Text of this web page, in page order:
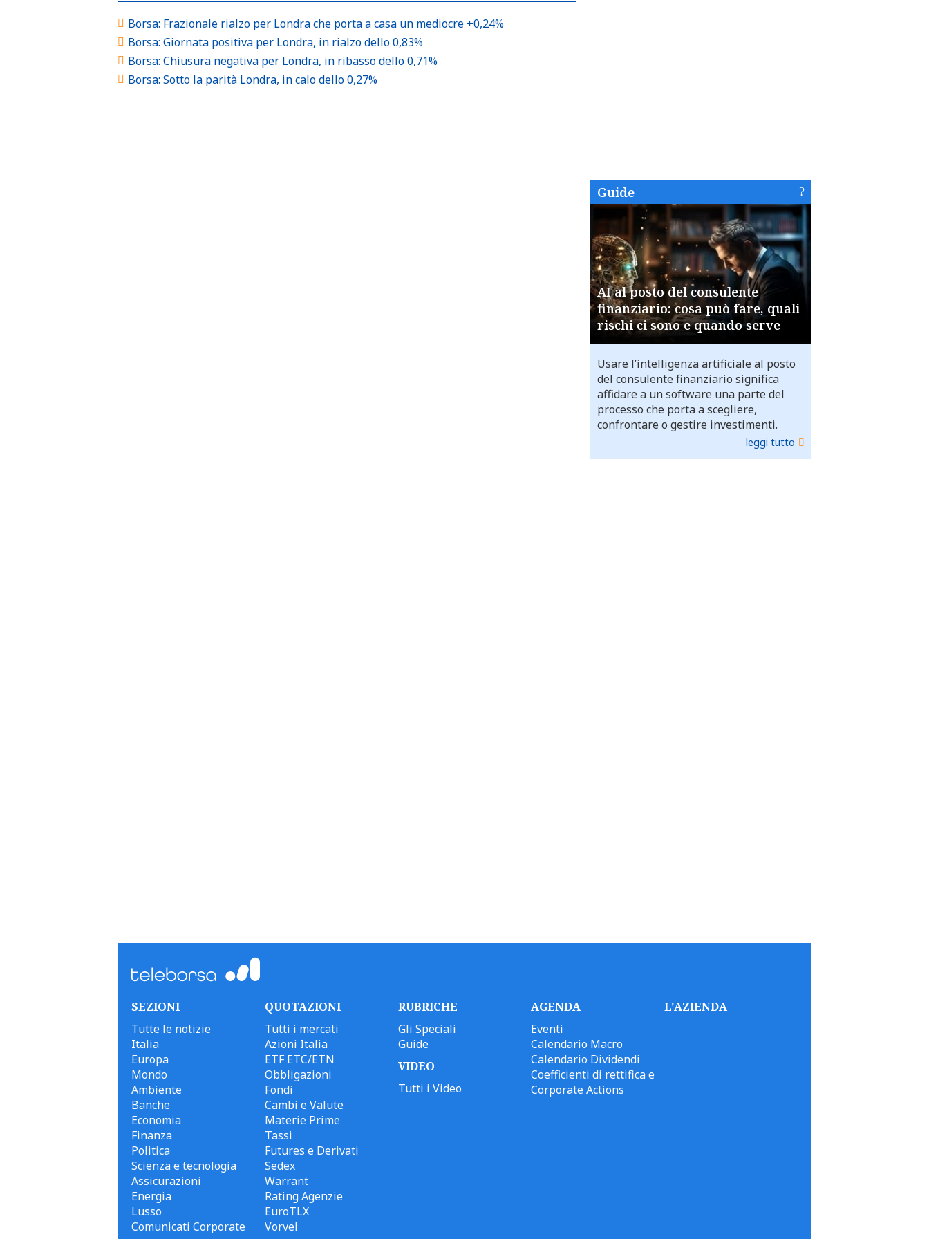
Borsa: Frazionale rialzo per Londra che porta a casa un mediocre +0,24%
Borsa: Giornata positiva per Londra, in rialzo dello 0,83%
Borsa: Chiusura negativa per Londra, in ribasso dello 0,71%
Borsa: Sotto la parità Londra, in calo dello 0,27%
Guide
AI al posto del consulente
finanziario: cosa può fare, quali
rischi ci sono e quando serve
Usare l’intelligenza artificiale al posto
del consulente finanziario significa
affidare a un software una parte del
processo che porta a scegliere,
confrontare o gestire investimenti.
leggi tutto
SEZIONI
Tutte le notizie
Italia
Europa
Mondo
Ambiente
Banche
Economia
Finanza
Politica
Scienza e tecnologia
Assicurazioni
Energia
Lusso
Comunicati Corporate
QUOTAZIONI
Tutti i mercati
Azioni Italia
ETF ETC/ETN
Obbligazioni
Fondi
Cambi e Valute
Materie Prime
Tassi
Futures e Derivati
Sedex
Warrant
Rating Agenzie
EuroTLX
Vorvel
RUBRICHE
Gli Speciali
Guide
VIDEO
Tutti i Video
AGENDA
Eventi
Calendario Macro
Calendario Dividendi
Coefficienti di rettifica e
Corporate Actions
L'AZIENDA